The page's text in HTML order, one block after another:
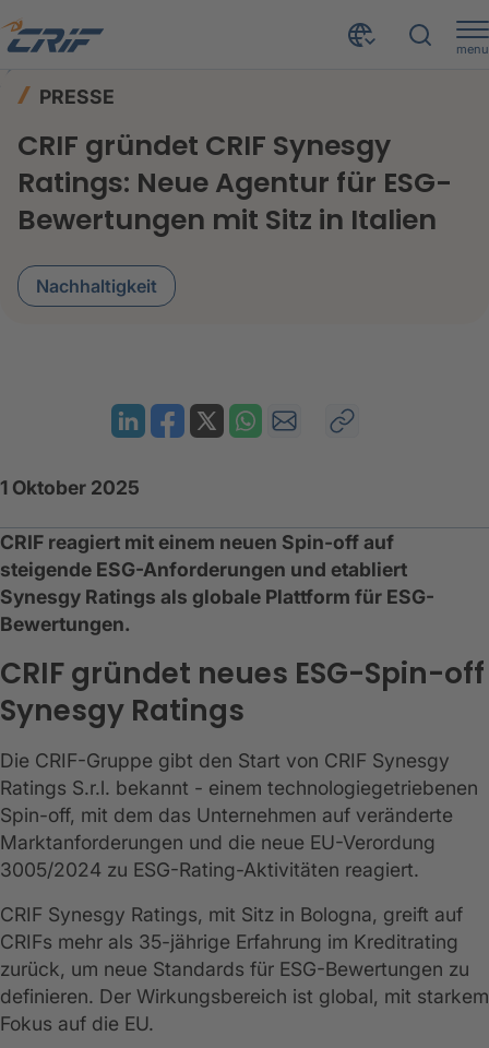
menu
PRESSE
CRIF gründet CRIF Synesgy
Ratings: Neue Agentur für ESG-
Bewertungen mit Sitz in Italien
Nachhaltigkeit
1 Oktober 2025
CRIF reagiert mit einem neuen Spin-off auf
steigende ESG-Anforderungen und etabliert
Synesgy Ratings als globale Plattform für ESG-
Bewertungen.
CRIF gründet neues ESG-Spin-off
Synesgy Ratings
Die CRIF-Gruppe gibt den Start von CRIF Synesgy
Ratings S.r.l. bekannt - einem technologiegetriebenen
Spin-off, mit dem das Unternehmen auf veränderte
Marktanforderungen und die neue EU-Verordung
3005/2024 zu ESG-Rating-Aktivitäten reagiert.
CRIF Synesgy Ratings, mit Sitz in Bologna, greift auf
CRIFs mehr als 35-jährige Erfahrung im Kreditrating
zurück, um neue Standards für ESG-Bewertungen zu
definieren. Der Wirkungsbereich ist global, mit starkem
Fokus auf die EU.